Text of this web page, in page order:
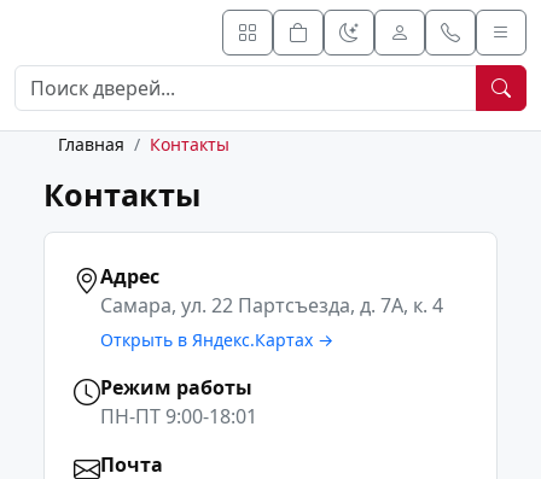
Главная Контакты
Контакты
Адрес
Самара, ул. 22 Партсъезда, д. 7А, к. 4
Открыть в Яндекс.Картах →
Режим работы
ПН-ПТ 9:00-18:01
Почта